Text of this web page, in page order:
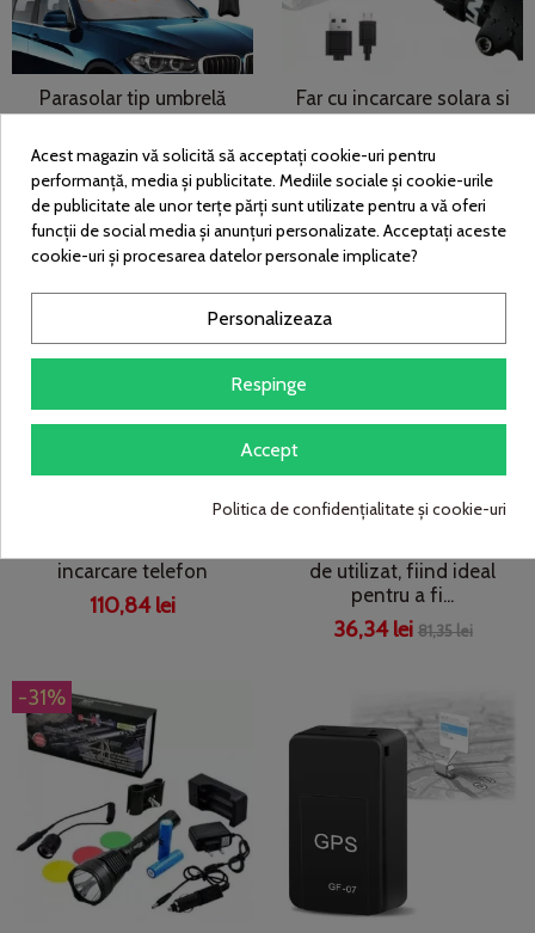
Parasolar tip umbrelă
pentru parbriz, 134 x 80
cm, protecție UV,
mecanism umbrelă,...
49,01 lei
Far cu incarcare solara si
claxon pentru bicicleta,
trotineta LY-17
99,00 lei
Set 3 x lampa solara
incarcare telefon
110,84 lei
Felinar solar LED
de utilizat, fiind ideal
pentru a fi...
36,34 lei 81,35 lei
-31%
Acest magazin vă solicită să acceptați cookie-uri pentru
performanță, media și publicitate. Mediile sociale și cookie-urile
de publicitate ale unor terțe părți sunt utilizate pentru a vă oferi
funcții de social media și anunțuri personalizate. Acceptați aceste
cookie-uri și procesarea datelor personale implicate?
Personalizeaza
Respinge
Accept
Politica de confidențialitate și cookie-uri